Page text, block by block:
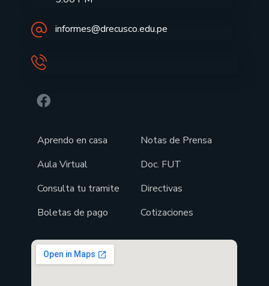
informes@drecusco.edu.pe
Aprendo en casa
Aula Virtual
Consulta tu tramite
Boletas de pago
Notas de Prensa
Doc. FUT
Directivas
Cotizaciones